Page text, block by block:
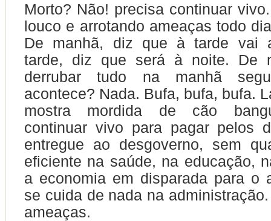
Morto? Não! precisa continuar
louco e arrotando ameaças todo
De manhã, diz que à tarde vai
tarde, diz que será à noite. De
derrubar tudo na manhã
acontece? Nada. Bufa, bufa, bufa.
mostra mordida de cão
continuar vivo para pagar pelos
entregue ao desgoverno, sem
eficiente na saúde, na educação,
a economia em disparada para o
se cuida de nada na
ameaças.